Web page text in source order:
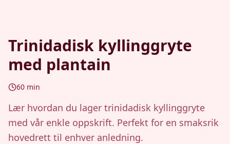
Trinidadisk kyllinggryte
med plantain
60 min
Lær hvordan du lager trinidadisk kyllinggryte
med vår enkle oppskrift. Perfekt for en smaksrik
hovedrett til enhver anledning.